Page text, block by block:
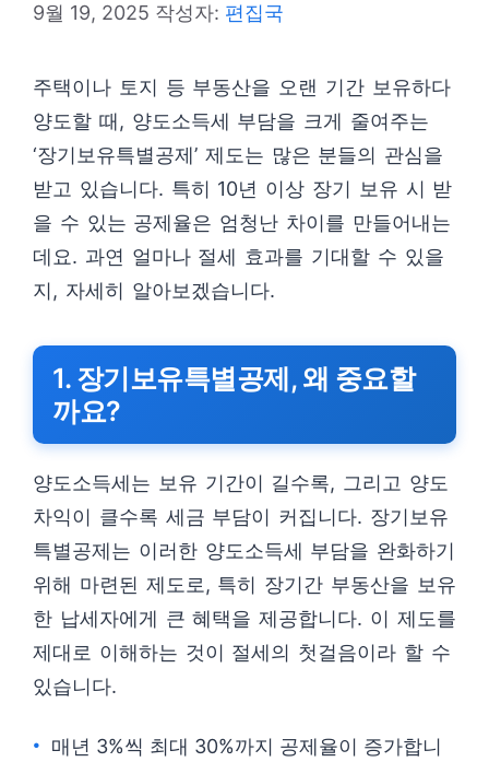
9월 19, 2025 작성자: 편집국
주택이나 토지 등 부동산을 오랜 기간 보유하다
양도할 때, 양도소득세 부담을 크게 줄여주는
‘장기보유특별공제’ 제도는 많은 분들의 관심을
받고 있습니다. 특히 10년 이상 장기 보유 시 받
을 수 있는 공제율은 엄청난 차이를 만들어내는
데요. 과연 얼마나 절세 효과를 기대할 수 있을
지, 자세히 알아보겠습니다.
1. 장기보유특별공제, 왜 중요할
까요?
양도소득세는 보유 기간이 길수록, 그리고 양도
차익이 클수록 세금 부담이 커집니다. 장기보유
특별공제는 이러한 양도소득세 부담을 완화하기
위해 마련된 제도로, 특히 장기간 부동산을 보유
한 납세자에게 큰 혜택을 제공합니다. 이 제도를
제대로 이해하는 것이 절세의 첫걸음이라 할 수
있습니다.
매년 3%씩 최대 30%까지 공제율이 증가합니